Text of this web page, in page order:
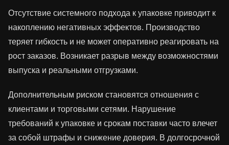
Отсутствие системного подхода к упаковке приводит к
накоплению негативных эффектов. Производство
теряет гибкость и не может оперативно реагировать на
рост заказов. Возникает разрыв между возможностями
выпуска и реальными отгрузками.
Дополнительным риском становятся отношения с
клиентами и торговыми сетями. Нарушение
требований к упаковке и срокам поставки часто влечет
за собой штрафы и снижение доверия. В долгосрочной